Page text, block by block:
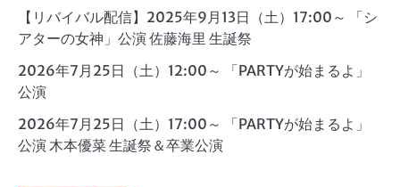
【リバイバル配信】2025年9月13日（土）17:00～ 「シ
アターの女神」公演 佐藤海里 生誕祭
2026年7月25日（土）12:00～ 「PARTYが始まるよ」
公演
2026年7月25日（土）17:00～ 「PARTYが始まるよ」
公演 木本優菜 生誕祭＆卒業公演